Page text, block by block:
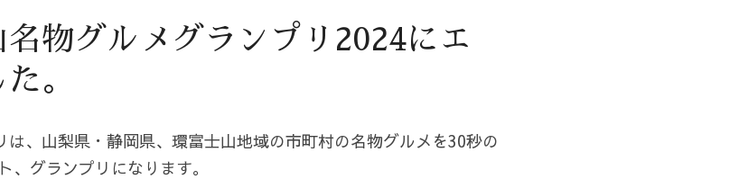
名物グルメグランプリ2024にエ
。
、山梨県・静岡県、環富士山地域の市町村の名物グルメを30秒の
、グランプリになります。